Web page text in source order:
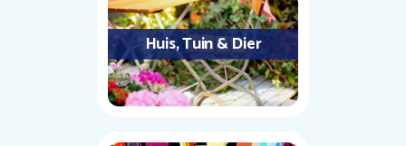
Huis, Tuin & Dier